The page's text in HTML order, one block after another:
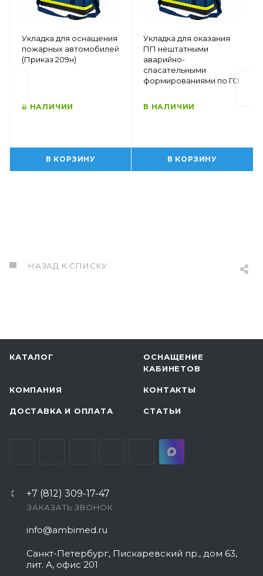
Укладка для оснащения
пожарных автомобилей
(Приказ 209н)
В НАЛИЧИИ
В КОРЗИНУ
Укладка для оказания
ПП нештатными
аварийно-
спасательными
формированиями по ГО
В НАЛИЧИИ
В КОРЗИНУ
НАЗАД К СПИСКУ
КАТАЛОГ
ОСНАЩЕНИЕ
КАБИНЕТОВ
КОМПАНИЯ КОНТАКТЫ
ДОСТАВКА И ОПЛАТА СТАТЬИ
+7 (812) 309-17-47
ЗАКАЗАТЬ ЗВОНОК
info@ambimed.ru
Санкт-Петербург, Пискаревский пр., дом 63,
лит. А, офис 201